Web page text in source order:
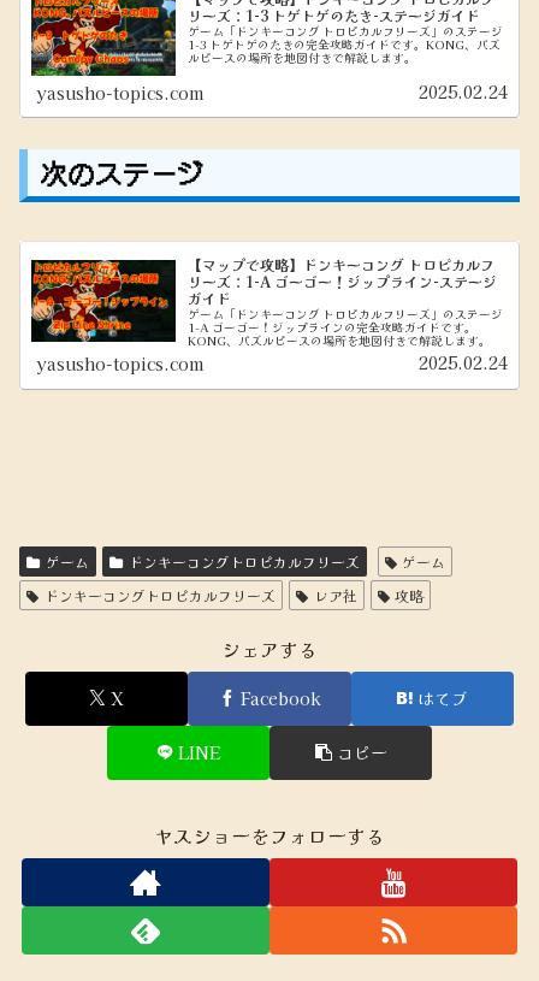
リーズ：1-3 トゲトゲのたき-ステージガイド
ゲーム「ドンキーコング トロピカルフリーズ」のステージ
1-3 トゲトゲのたきの完全攻略ガイドです。KONG、パズ
ルピースの場所を地図付きで解説します。
yasusho-topics.com 2025.02.24
次のステージ
【マップで攻略】ドンキーコング トロピカルフ
リーズ：1-A ゴーゴー！ジップライン-ステージ
ガイド
ゲーム「ドンキーコング トロピカルフリーズ」のステージ
1-A ゴーゴー！ジップラインの完全攻略ガイドです。
KONG、パズルピースの場所を地図付きで解説します。
yasusho-topics.com 2025.02.24
ゲーム ドンキーコングトロピカルフリーズ
ゲーム
ドンキーコングトロピカルフリーズ
レア社 攻略
シェアする
X Facebook はてブ
LINE コピー
ヤスショーをフォローする